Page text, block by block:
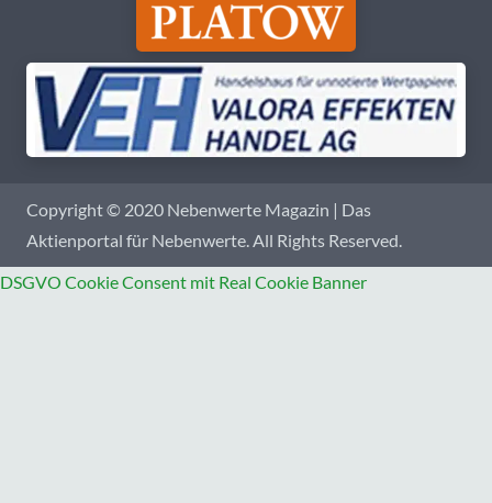
Copyright © 2020 Nebenwerte Magazin | Das
Aktienportal für Nebenwerte. All Rights Reserved.
DSGVO Cookie Consent mit Real Cookie Banner